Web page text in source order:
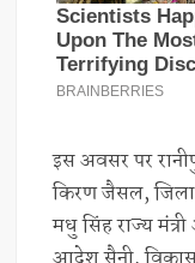
इस अवसर पर
किरण जैसल,
मधु सिंह राज्य